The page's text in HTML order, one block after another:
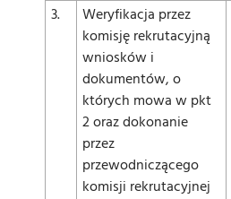
3.
Weryfikacja przez
komisję rekrutacyjną
wniosków i
dokumentów, o
których mowa w pkt
2 oraz dokonanie
przez
przewodniczącego
komisji rekrutacyjnej